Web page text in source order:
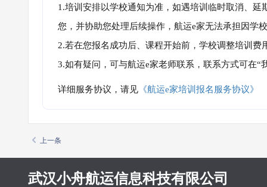
1.培训安排以学校通知为准，如遇培训临时取消、
您，并协助您处理后续操作，航运e家无法承担因学
2.若在您报名成功后、课程开始前，学校调整培训
3.如有疑问，可与航运e家老师联系，联系方式可在
详细服务协议，请见 《航运e家培训报名服务协议》
上一条
武汉小舟航运信息科技有限公司